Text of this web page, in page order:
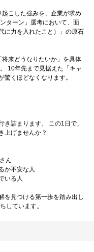
こした強みを、企業が求め
ターン」選考において、面
に力を入れたこと）」の原石
来どうなりたいか」を具体
10年先まで見据えた「キャ
驚くほどなくなります。
き詰まります。 この1日で、
上げませんか？
ん
か不安な人
いる人
を見つける第一歩を踏み出し
しています。